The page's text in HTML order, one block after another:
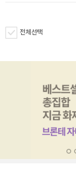
전체선택